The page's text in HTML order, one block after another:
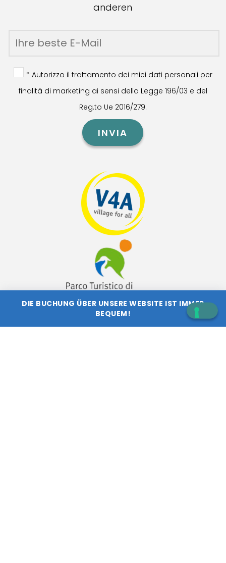
DIE BUCHUNG ÜBER UNSERE WEBSITE IST IMMER
BEQUEM!
anderen
* Autorizzo il trattamento dei miei dati personali per
finalità di marketing ai sensi della Legge 196/03 e del
Reg.to Ue 2016/279.
INVIA